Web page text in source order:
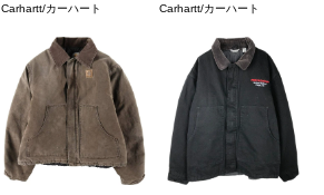
Carhartt/カーハート
Carhartt/カーハート